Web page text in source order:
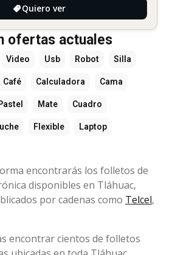
Quiero ver
ofertas actuales
Video Usb Robot Silla
Café Calculadora Cama
Mate Cuadro
Flexible Laptop
encontrarás los folletos de
disponibles en Tláhuac,
por cadenas como Telcel,
encontrar cientos de folletos